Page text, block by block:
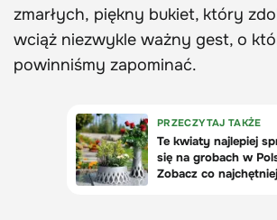
zmarłych, piękny bukiet, który
wciąż niezwykle ważny gest, o
powinniśmy zapominać.